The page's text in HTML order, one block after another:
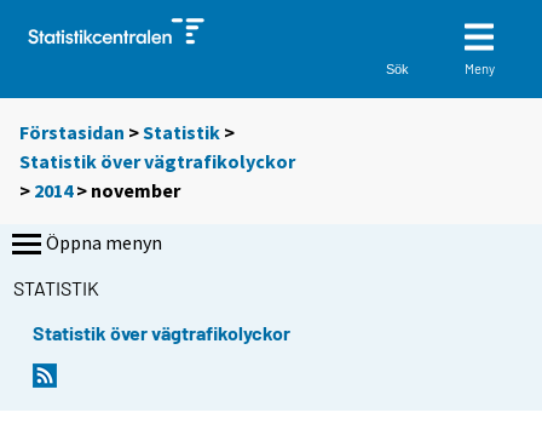
Sök Meny
Förstasidan >Statistik >
Statistik över vägtrafikolyckor
> 2014> november
Öppna menyn
STATISTIK
Statistik över vägtrafikolyckor